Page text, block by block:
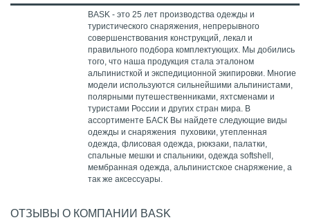
BASK - это 25 лет производства одежды и
туристического снаряжения, непрерывного
совершенствования конструкций, лекал и
правильного подбора комплектующих. Мы добились
того, что наша продукция стала эталоном
альпинисткой и экспедиционной экипировки. Многие
модели используются сильнейшими альпинистами,
полярными путешественниками, яхтсменами и
туристами России и других стран мира. В
ассортименте БАСК Вы найдете следующие виды
одежды и снаряжения пуховики, утепленная
одежда, флисовая одежда, рюкзаки, палатки,
спальные мешки и спальники, одежда softshell,
мембранная одежда, альпинистское снаряжение, а
так же аксессуары.
ОТЗЫВЫ О КОМПАНИИ BASK